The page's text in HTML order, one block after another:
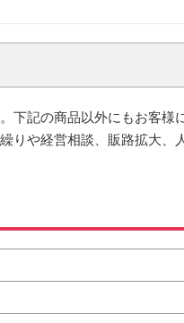
下記の商品以外にもお客様
りや経営相談、販路拡大、